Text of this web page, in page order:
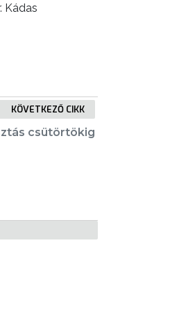
Kádas
KÖVETKEZŐ CIKK
csütörtökig